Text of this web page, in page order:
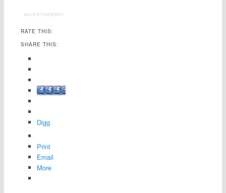
ADVERTISEMENT
RATE THIS:
SHARE THIS:
Facebook
Digg
Print
Email
More